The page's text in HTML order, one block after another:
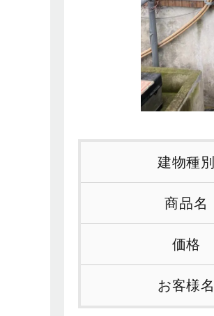
建物種別
商品名
価格
お客様名